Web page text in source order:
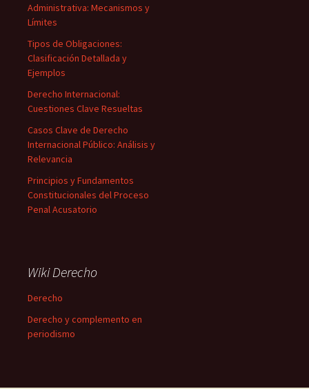
Administrativa: Mecanismos y
Límites
Tipos de Obligaciones:
Clasificación Detallada y
Ejemplos
Derecho Internacional:
Cuestiones Clave Resueltas
Casos Clave de Derecho
Internacional Público: Análisis y
Relevancia
Principios y Fundamentos
Constitucionales del Proceso
Penal Acusatorio
Wiki Derecho
Derecho
Derecho y complemento en
periodismo